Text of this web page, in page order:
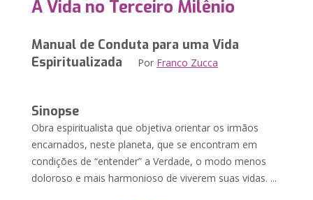
A Vida no Terceiro Milênio
Manual de Conduta para uma Vida
Espiritualizada Por Franco Zucca
Sinopse
Obra espiritualista que objetiva orientar os irmãos
encarnados, neste planeta, que se encontram em
condições de “entender” a Verdade, o modo menos
doloroso e mais harmonioso de viverem suas vidas. ...